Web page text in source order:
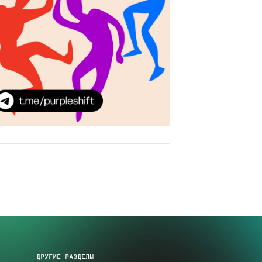
ДРУГИЕ РАЗДЕЛЫ